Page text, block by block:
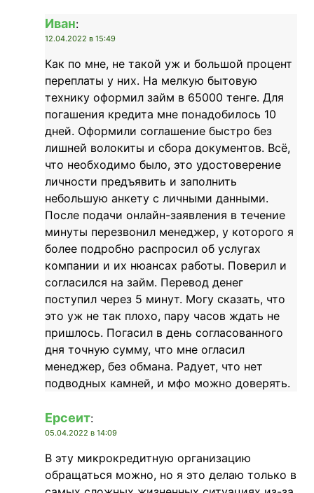
Иван:
12.04.2022 в 15:49
Как по мне, не такой уж и большой процент
переплаты у них. На мелкую бытовую
технику оформил займ в 65000 тенге. Для
погашения кредита мне понадобилось 10
дней. Оформили соглашение быстро без
лишней волокиты и сбора документов. Всё,
что необходимо было, это удостоверение
личности предъявить и заполнить
небольшую анкету с личными данными.
После подачи онлайн-заявления в течение
минуты перезвонил менеджер, у которого я
более подробно распросил об услугах
компании и их нюансах работы. Поверил и
согласился на займ. Перевод денег
поступил через 5 минут. Могу сказать, что
это уж не так плохо, пару часов ждать не
пришлось. Погасил в день согласованного
дня точную сумму, что мне огласил
менеджер, без обмана. Радует, что нет
подводных камней, и мфо можно доверять.
Ерсеит:
05.04.2022 в 14:09
В эту микрокредитную организацию
обращаться можно, но я это делаю только в